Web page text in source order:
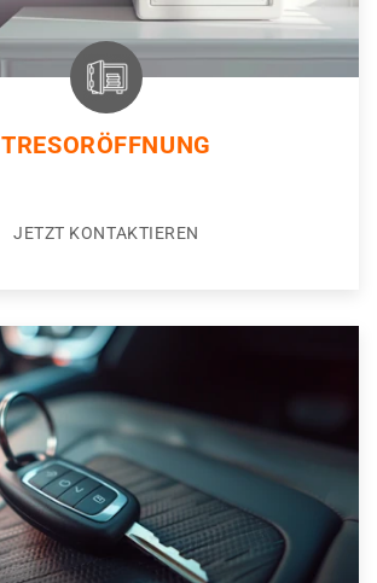
TRESORÖFFNUNG
JETZT KONTAKTIEREN